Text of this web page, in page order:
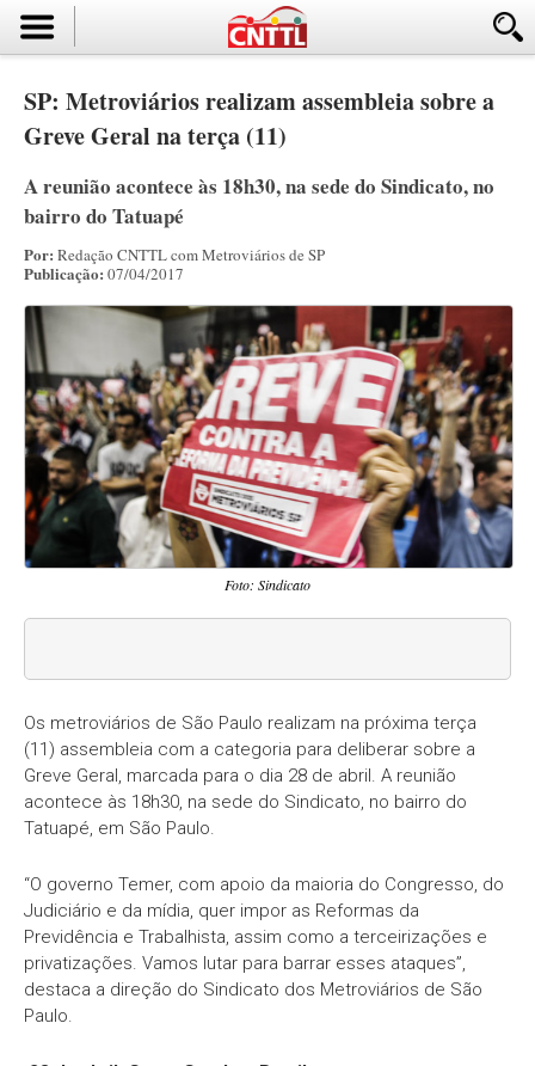
SP: Metroviários realizam assembleia sobre a
Greve Geral na terça (11)
A reunião acontece às 18h30, na sede do Sindicato, no
bairro do Tatuapé
Por: Redação CNTTL com Metroviários de SP
Publicação: 07/04/2017
Foto: Sindicato
Os metroviários de São Paulo realizam na próxima terça
(11) assembleia com a categoria para deliberar sobre a
Greve Geral, marcada para o dia 28 de abril. A reunião
acontece às 18h30, na sede do Sindicato, no bairro do
Tatuapé, em São Paulo.
“O governo Temer, com apoio da maioria do Congresso, do
Judiciário e da mídia, quer impor as Reformas da
Previdência e Trabalhista, assim como a terceirizações e
privatizações. Vamos lutar para barrar esses ataques”,
destaca a direção do Sindicato dos Metroviários de São
Paulo.